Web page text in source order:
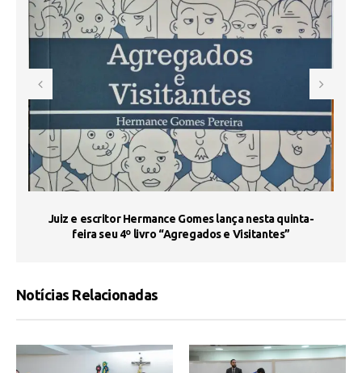
Juiz e escritor Hermance Gomes lança nesta quinta-
feira seu 4º livro “Agregados e Visitantes”
Notícias Relacionadas